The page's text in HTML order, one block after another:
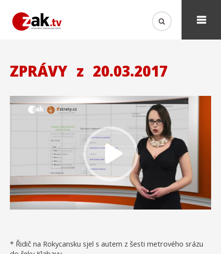
ZPRÁVY z 20.03.2017
* Řidič na Rokycansku sjel s autem z šesti metrového srázu